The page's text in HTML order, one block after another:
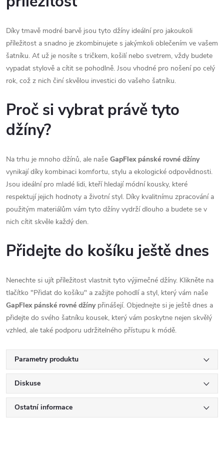
Díky tmavě modré barvě jsou tyto džíny ideální pro jakoukoli
příležitost a snadno je zkombinujete s jakýmkoli oblečením ve vašem
šatníku. Ať už je nosíte s tričkem, košilí nebo svetrem, vždy budete
vypadat stylově a cítit se pohodlně. Jsou vhodné pro nošení po celý
rok, což z nich činí skvělou investici do vašeho šatníku.
Proč si vybrat právě tyto
džíny?
Na trhu je mnoho džínů, ale naše GapFlex pánské rovné džíny
vynikají díky kombinaci komfortu, stylu a ekologické odpovědnosti.
Jsou ideální pro mladé lidi, kteří hledají módní kousky, které
respektují jejich hodnoty a životní styl. Díky kvalitnímu zpracování a
použitým materiálům vám tyto džíny vydrží dlouho a budete se v
nich cítit skvěle každý den.
Přidejte do košíku ještě dnes
Nenechte si ujít příležitost vlastnit tyto výjimečné džíny. Klikněte na
tlačítko "Přidat do košíku" a zažijte pohodlí a styl, který vám naše
GapFlex pánské rovné džínypřinášejí. Objednejte si je ještě dnes a
přidejte do svého šatníku kousek, který vám poskytne nejen skvělý
vzhled, ale také podporu udržitelného přístupu k módě.
Parametry produktu
Diskuse
Ostatní informace